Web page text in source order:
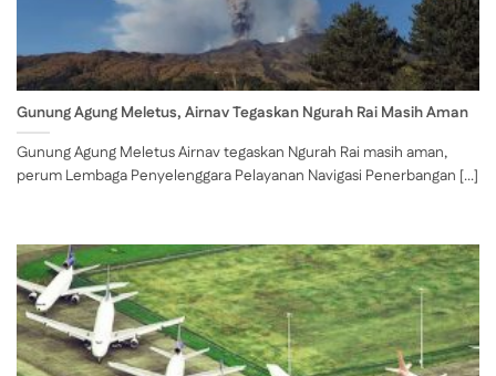
Gunung Agung Meletus, Airnav Tegaskan Ngurah Rai Masih Aman
Gunung Agung Meletus Airnav tegaskan Ngurah Rai masih aman,
perum Lembaga Penyelenggara Pelayanan Navigasi Penerbangan [...]